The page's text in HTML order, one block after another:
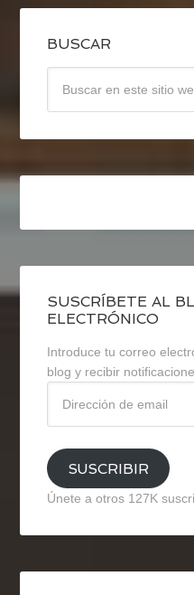
BUSCAR
SUSCRÍBETE AL
ELECTRÓNICO
Introduce tu correo
blog y recibir
email
SUSCRIBIR
Únete a otros 127K